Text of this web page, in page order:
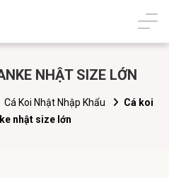
NHẬT SIZE LỚN
Cá Koi Nhật Nhập Khẩu
Cá koi
nhật size lớn